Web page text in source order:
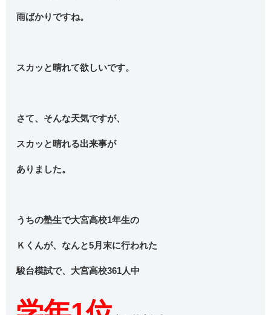
雨ばかりですね。
スカッと晴れて欲しいです。
さて、そんな天気ですが、
スカッと晴れる出来事が
ありました。
うちの塾生で大宮高校1年生の
Ｋくんが、なんと5月末に行われた
駿台模試で、大宮高校361人中